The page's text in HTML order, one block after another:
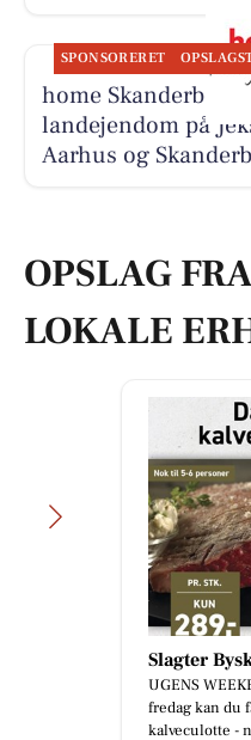
SPONSORERET
home
landejendom på
Aarhus og
OPSLAG
LOKALE
Slagter
UGENS
fredag kan du
kalveculotte -